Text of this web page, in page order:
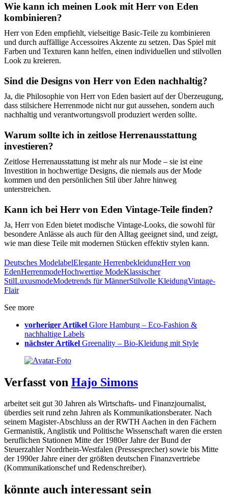
Wie kann ich meinen Look mit Herr von Eden
kombinieren?
Herr von Eden empfiehlt, vielseitige Basic-Teile zu kombinieren
und durch auffällige Accessoires Akzente zu setzen. Das Spiel mit
Farben und Texturen kann helfen, einen individuellen und stilvollen
Look zu kreieren.
Sind die Designs von Herr von Eden nachhaltig?
Ja, die Philosophie von Herr von Eden basiert auf der Überzeugung,
dass stilsichere Herrenmode nicht nur gut aussehen, sondern auch
nachhaltig und verantwortungsvoll produziert werden sollte.
Warum sollte ich in zeitlose Herrenausstattung
investieren?
Zeitlose Herrenausstattung ist mehr als nur Mode – sie ist eine
Investition in hochwertige Designs, die niemals aus der Mode
kommen und den persönlichen Stil über Jahre hinweg
unterstreichen.
Kann ich bei Herr von Eden Vintage-Teile finden?
Ja, Herr von Eden bietet modische Vintage-Looks, die sowohl für
besondere Anlässe als auch für den Alltag geeignet sind, und zeigt,
wie man diese Teile mit modernen Stücken effektiv stylen kann.
Deutsches ModelabelElegante HerrenbekleidungHerr von
EdenHerrenmodeHochwertige ModeKlassischer
StilLuxusmodeModetrends für MännerStilvolle KleidungVintage-
Flair
See more
vorheriger Artikel Glore Hamburg – Eco-Fashion &
nachhaltige Labels
nächster Artikel Greenality – Bio-Kleidung mit Style
Verfasst von Hajo Simons
arbeitet seit gut 30 Jahren als Wirtschafts- und Finanzjournalist,
überdies seit rund zehn Jahren als Kommunikationsberater. Nach
seinem Magister-Abschluss an der RWTH Aachen in den Fächern
Germanistik, Anglistik und Politische Wissenschaft waren die ersten
beruflichen Stationen Mitte der 1980er Jahre der Bund der
Steuerzahler Nordrhein-Westfalen (Pressesprecher) sowie bis Mitte
der 1990er Jahre einer der größten deutschen Finanzvertriebe
(Kommunikationschef und Redenschreiber).
könnte auch interessant sein